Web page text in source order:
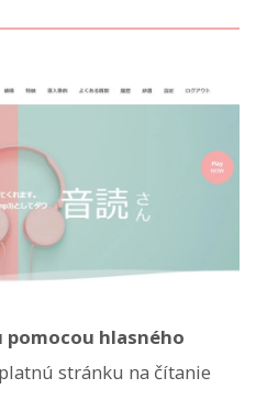
hlasného
stránku na čítanie